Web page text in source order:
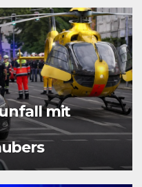
mit